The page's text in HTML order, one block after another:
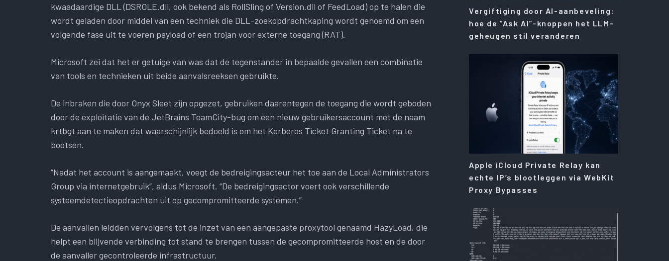
kwaadaardige DLL (DSROLE.dll, ook bekend als RollSling of Version.dll of FeedLoad) op te halen die
wordt geladen door middel van een techniek die DLL-zoekopdrachtkaping wordt genoemd om een ​​
volgende fase uit te voeren payload of een trojan voor externe toegang (RAT).
Microsoft zei dat het er getuige van was dat de tegenstander in bepaalde gevallen een combinatie
van tools en technieken uit beide aanvalsreeksen gebruikte.
De inbraken die door Onyx Sleet zijn opgezet, gebruiken daarentegen de toegang die wordt geboden
door de exploitatie van de JetBrains TeamCity-bug om een ​​nieuw gebruikersaccount met de naam
krtbgt aan te maken dat waarschijnlijk bedoeld is om het Kerberos Ticket Granting Ticket na te
bootsen.
“Nadat het account is aangemaakt, voegt de bedreigingsacteur het toe aan de Local Administrators
Group via internetgebruik”, aldus Microsoft. “De bedreigingsactor voert ook verschillende
systeemdetectieopdrachten uit op gecompromitteerde systemen.”
De aanvallen leidden vervolgens tot de inzet van een aangepaste proxytool genaamd HazyLoad, die
helpt een blijvende verbinding tot stand te brengen tussen de gecompromitteerde host en de door
de aanvaller gecontroleerde infrastructuur.
Vergiftiging door AI-aanbeveling:
hoe de “Ask AI”-knoppen het LLM-
geheugen stil veranderen
Apple iCloud Private Relay kan
echte IP’s blootleggen via WebKit
Proxy Bypasses